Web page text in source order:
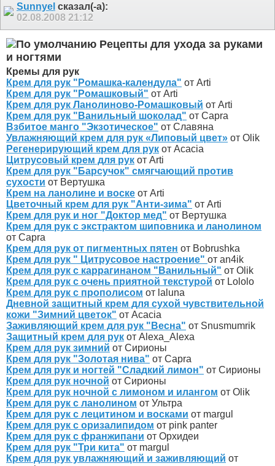
Sunnyel сказал(-а):
02.08.2008 21:12
Рецепты для ухода за руками
и ногтями
Кремы для рук
Крем для рук "Ромашка-календула" от Arti
Крем для рук "Ромашковый" от Arti
Крем для рук Ланолиново-Ромашковый от Arti
Крем для рук "Ванильный шоколад" от Capra
Взбитое манго "Экзотическое" от Славяна
Увлажняющий крем для рук «Липовый цвет» от Olik
Регенерирующий крем для рук от Acacia
Цитрусовый крем для рук от Arti
Крем для рук "Барсучок" смягчающий против
сухости от Вертушка
Крем на ланолине и воске от Arti
Цветочный крем для рук "Анти-зима" от Arti
Крем для рук и ног "Доктор мед" от Вертушка
Крем для рук с экстрактом шиповника и ланолином
от Capra
Крем для рук от пигментных пятен от Bobrushka
Крем для рук " Цитрусовое настроение" от an4ik
Крем для рук с каррагинаном "Ванильный" от Olik
Крем для рук с очень приятной текстурой от Lololo
Крем для рук с прополисом от laluna
Дневной защитный крем для сухой чувствительной
кожи "Зимний цветок" от Acacia
Заживляющий крем для рук "Весна" от Snusmumrik
Защитный крем для рук от Alexa_Alexa
Крем для рук зимний от Сирионы
Крем для рук "Золотая нива" от Capra
Крем для рук и ногтей "Сладкий лимон" от Сирионы
Крем для рук ночной от Сирионы
Крем для рук ночной с лимоном и илангом от Olik
Крем для рук с ланолином от Ультра
Крем для рук с лецитином и восками от margul
Крем для рук с оризалипидом от pink panter
Крем для рук с франжипани от Орхидеи
Крем для рук "Три кита" от margul
Крем для рук увлажняющий и заживляющий от